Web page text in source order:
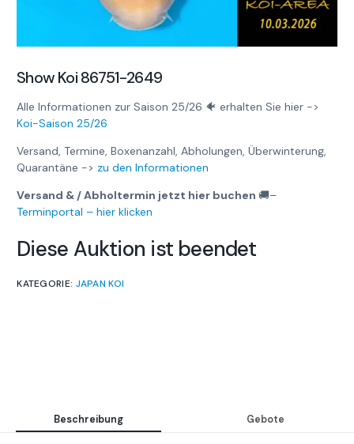
Show Koi 86751-2649
Alle Informationen zur Saison 25/26 🐠 erhalten Sie hier ->
Koi-Saison 25/26
Versand, Termine, Boxenanzahl, Abholungen, Überwinterung,
Quarantäne -> zu den Informationen
Versand & / Abholtermin jetzt hier buchen 🚚–
Terminportal – hier klicken
Diese Auktion ist beendet
KATEGORIE: JAPAN KOI
Beschreibung Gebote